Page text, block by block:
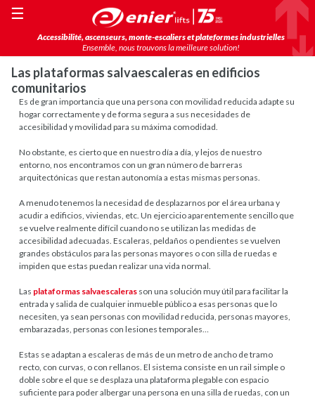
Accessibilité, ascenseurs, monte-escaliers et plateformes industrielles
Ensemble, nous trouvons la meilleure solution!
☰
Las plataformas salvaescaleras en edificios
comunitarios
Es de gran importancia que una persona con movilidad reducida adapte su
hogar correctamente y de forma segura a sus necesidades de
accesibilidad y movilidad para su máxima comodidad.
No obstante, es cierto que en nuestro día a día, y lejos de nuestro
entorno, nos encontramos con un gran número de barreras
arquitectónicas que restan autonomía a estas mismas personas.
A menudo tenemos la necesidad de desplazarnos por el área urbana y
acudir a edificios, viviendas, etc. Un ejercicio aparentemente sencillo que
se vuelve realmente difícil cuando no se utilizan las medidas de
accesibilidad adecuadas. Escaleras, peldaños o pendientes se vuelven
grandes obstáculos para las personas mayores o con silla de ruedas e
impiden que estas puedan realizar una vida normal.
Las plataformas salvaescaleras son una solución muy útil para facilitar la
entrada y salida de cualquier inmueble público a esas personas que lo
necesiten, ya sean personas con movilidad reducida, personas mayores,
embarazadas, personas con lesiones temporales…
Estas se adaptan a escaleras de más de un metro de ancho de tramo
recto, con curvas, o con rellanos. El sistema consiste en un rail simple o
doble sobre el que se desplaza una plataforma plegable con espacio
suficiente para poder albergar una persona en una silla de ruedas, con un